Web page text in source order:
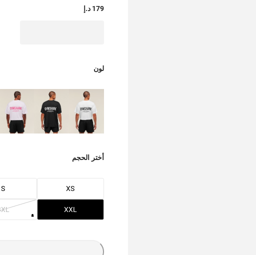
179 د.إ
لون
أختر الحجم
XS
S
XXL
3XL